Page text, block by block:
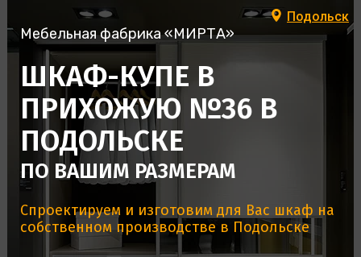
Подольск
Мебельная фабрика «МИРТА»
ШКАФ-КУПЕ В
ПРИХОЖУЮ №36 В
ПОДОЛЬСКЕ
ПО ВАШИМ РАЗМЕРАМ
Спроектируем и изготовим для Вас шкаф на
собственном производстве в Подольске